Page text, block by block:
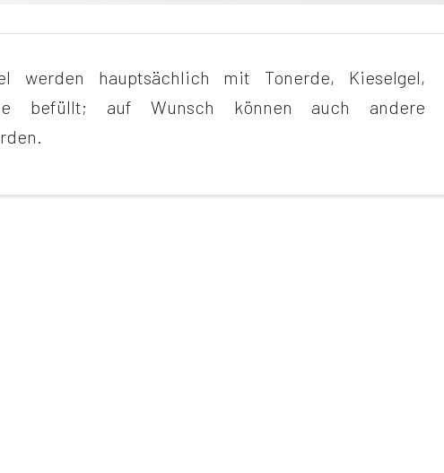
werden hauptsächlich mit Tonerde, Kieselgel,
befüllt; auf Wunsch können auch andere